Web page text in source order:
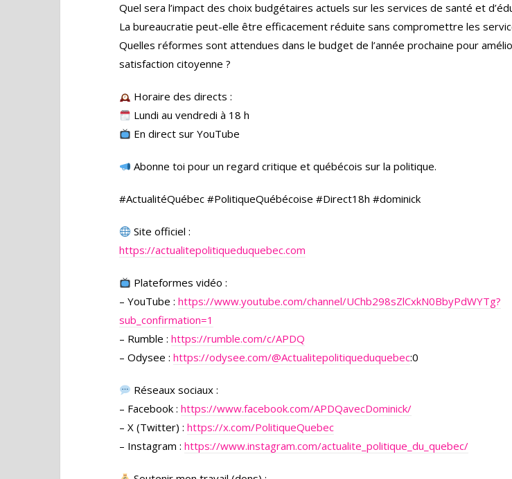
Quel sera l’impact des choix budgétaires actuels sur les services de santé et
La bureaucratie peut-elle être efficacement réduite sans compromettre les
Quelles réformes sont attendues dans le budget de l’année prochaine pour
satisfaction citoyenne ?
Horaire des directs :
Lundi au vendredi à 18 h
En direct sur YouTube
Abonne toi pour un regard critique et québécois sur la politique.
#ActualitéQuébec #PolitiqueQuébécoise #Direct18h #dominick
Site officiel :
https://actualitepolitiqueduquebec.com
Plateformes vidéo :
– YouTube : https://www.youtube.com/channel/UChb298sZlCxkN0BbyPdWYTg?
sub_confirmation=1
– Rumble : https://rumble.com/c/APDQ
– Odysee : https://odysee.com/@Actualitepolitiqueduquebec:0
Réseaux sociaux :
– Facebook : https://www.facebook.com/APDQavecDominick/
– X (Twitter) : https://x.com/PolitiqueQuebec
– Instagram : https://www.instagram.com/actualite_politique_du_quebec/